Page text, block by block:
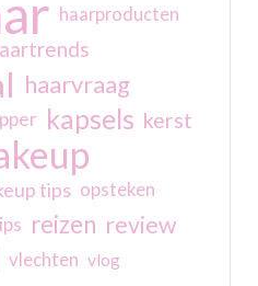
haarproducten
haarvraag
kapsels kerst
tips opsteken
reizen review
vlechten vlog